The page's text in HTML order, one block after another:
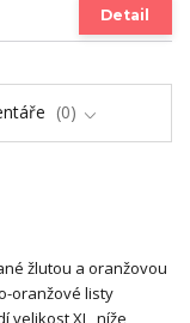
Detail
0
žlutou a oranžovou
oranžové listy
velikost XL, níže